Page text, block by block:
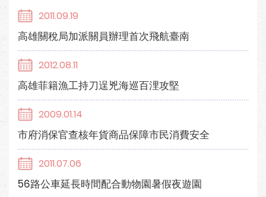
2011.09.19
高雄關稅局加派關員辦理首次飛航臺南
2012.08.11
高雄菲籍漁工持刀逞兇海巡百浬攻堅
2009.01.14
市府消保官查核年貨商品保障市民消費安全
2011.07.06
56路公車延長時間配合動物園暑假夜遊園